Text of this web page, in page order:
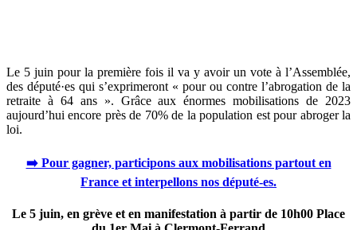
Le 5 juin pour la première fois il va y avoir un vote à l’Assemblée,
des député·es qui s’exprimeront « pour ou contre l’abrogation de la
retraite à 64 ans ». Grâce aux énormes mobilisations de 2023
aujourd’hui encore près de 70% de la population est pour abroger la
loi.
➡️ Pour gagner, participons aux mobilisations partout en
France et interpellons nos député-es.
Le 5 juin, en grève et en manifestation à partir de 10h00 Place